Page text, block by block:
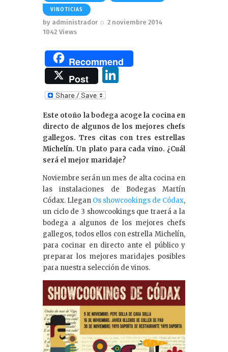
VINOTICIAS
by administrador
2 noviembre 2014
1042 Views
Recommend
Post
e
dI
n
Este otoño la bodega acoge la cocina en
directo de algunos de los mejores chefs
gallegos. Tres citas con tres estrellas
Michelín. Un plato para cada vino. ¿Cuál
será el mejor maridaje?
Noviembre serán un mes de alta cocina en
las instalaciones de Bodegas Martín
Códax. Llegan Os showcookings de Códax,
un ciclo de 3 showcookings que traerá a la
bodega a algunos de los mejores chefs
gallegos, todos ellos con estrella Michelín,
para cocinar en directo ante el público y
preparar los mejores maridajes posibles
para nuestra selección de vinos.